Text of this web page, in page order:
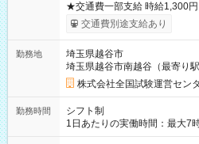
★交通費一部支給 時給1,300
※勤務回数により昇給あり 【
り！】 希望される場合、勤務
例】 ・河合塾模擬試験 8:30～
×8時間＝日収10,400円＋交通
円の場合あり ・国家試験
円（役割手当＋100円）×6時間＝
間】試用期間なし
交通費別途支給あり
勤務地
埼玉県越谷市
埼玉県越谷市南越谷（最寄り駅
株式会社全国試験運営セン
勤務時間
シフト制
1日あたりの実働時間：最大7
間は 試験により異なります